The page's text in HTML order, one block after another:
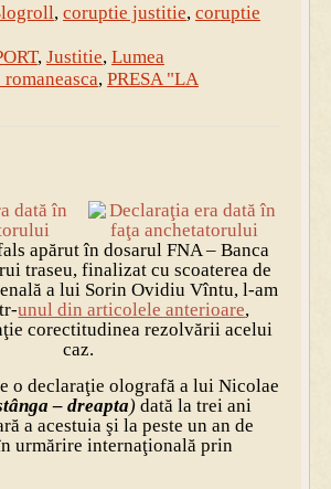
, coruptie justitie, coruptie
, Justitie, Lumea
, PRESA "LA
apărut în dosarul FNA – Banca
traseu, finalizat cu scoaterea de
a lui Sorin Ovidiu Vîntu, l-am
unul din articolele anterioare,
corectitudinea rezolvării acelui
caz.
o declaraţie olografă a lui Nicolae
– dreapta)dată la trei ani
a acestuia şi la peste un an de
urmărire internaţională prin